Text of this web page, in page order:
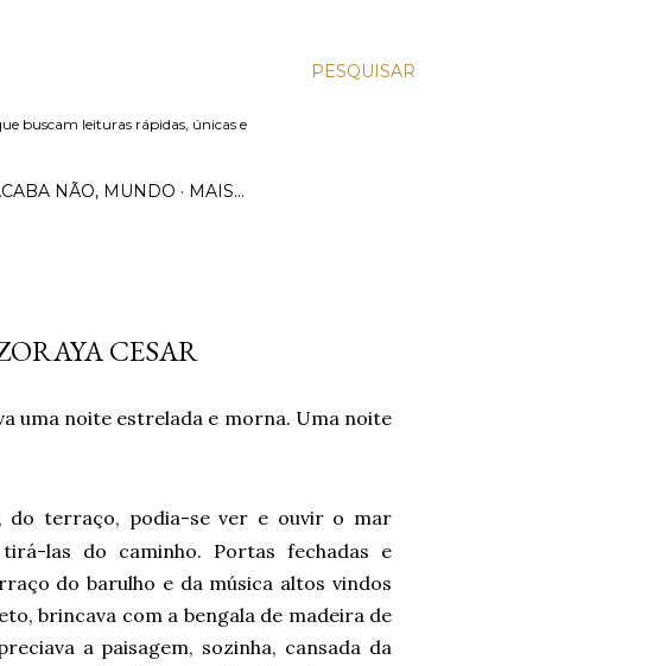
PESQUISAR
buscam leituras rápidas, únicas e
NÃO, MUNDO MAIS…
CESAR
uma noite estrelada e morna. Uma noite
do terraço, podia-se ver e ouvir o mar
las do caminho. Portas fechadas e
do barulho e da música altos vindos
brincava com a bengala de madeira de
a paisagem, sozinha, cansada da